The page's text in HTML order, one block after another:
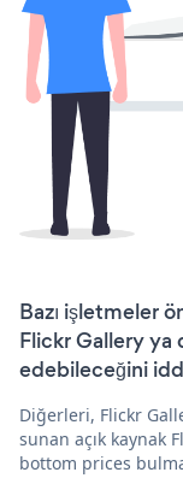
Bazı işletmeler
Flickr Gallery ya
edebileceğini
Diğerleri, Flickr
sunan açık kaynak
bottom prices